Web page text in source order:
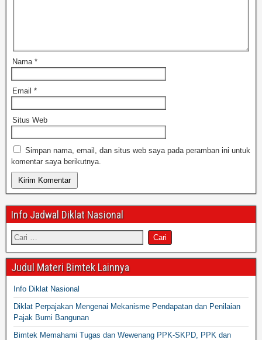
Nama *
Email *
Situs Web
Simpan nama, email, dan situs web saya pada peramban ini untuk
komentar saya berikutnya.
Info Jadwal Diklat Nasional
Judul Materi Bimtek Lainnya
Info Diklat Nasional
Diklat Perpajakan Mengenai Mekanisme Pendapatan dan Penilaian
Pajak Bumi Bangunan
Bimtek Memahami Tugas dan Wewenang PPK-SKPD, PPK dan